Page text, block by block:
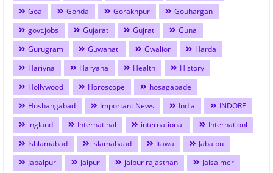
Goa
Gonda Gorakhpur
Gouhargan
govt.jobs
Gujarat Gujrat
Guna
Gurugram
Guwahati Gwalior
Harda
Hariyna
Haryana Health
History
Hollywood
Horoscope
hosagabade
Hoshangabad
Important News India
INDORE
ingland
Internatinal international
Internationl
Ishlamabad
islamabaad Itawa
Jabalpu
Jabalpur
Jaipur jaipur rajasthan
Jaisalmer